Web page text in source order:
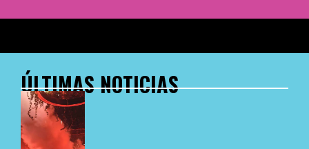
ÚLTIMAS NOTICIAS